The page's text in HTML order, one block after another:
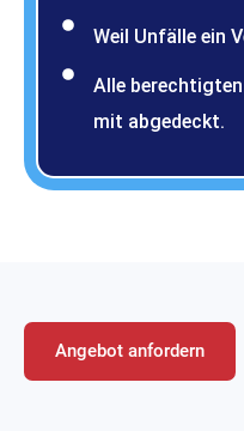
Weil Unfälle ein
Alle
mit abgedeckt.
Angebot anfordern